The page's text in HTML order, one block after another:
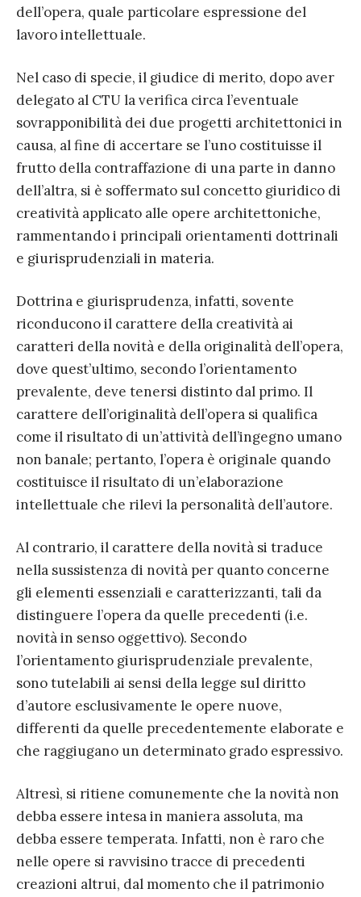
dell’opera, quale particolare espressione del
lavoro intellettuale.
Nel caso di specie, il giudice di merito, dopo aver
delegato al CTU la verifica circa l’eventuale
sovrapponibilità dei due progetti architettonici in
causa, al fine di accertare se l’uno costituisse il
frutto della contraffazione di una parte in danno
dell’altra, si è soffermato sul concetto giuridico di
creatività applicato alle opere architettoniche,
rammentando i principali orientamenti dottrinali
e giurisprudenziali in materia.
Dottrina e giurisprudenza, infatti, sovente
riconducono il carattere della creatività ai
caratteri della novità e della originalità dell’opera,
dove quest’ultimo, secondo l’orientamento
prevalente, deve tenersi distinto dal primo. Il
carattere dell’originalità dell’opera si qualifica
come il risultato di un’attività dell’ingegno umano
non banale; pertanto, l’opera è originale quando
costituisce il risultato di un’elaborazione
intellettuale che rilevi la personalità dell’autore.
Al contrario, il carattere della novità si traduce
nella sussistenza di novità per quanto concerne
gli elementi essenziali e caratterizzanti, tali da
distinguere l’opera da quelle precedenti (i.e.
novità in senso oggettivo). Secondo
l’orientamento giurisprudenziale prevalente,
sono tutelabili ai sensi della legge sul diritto
d’autore esclusivamente le opere nuove,
differenti da quelle precedentemente elaborate e
che raggiugano un determinato grado espressivo.
Altresì, si ritiene comunemente che la novità non
debba essere intesa in maniera assoluta, ma
debba essere temperata. Infatti, non è raro che
nelle opere si ravvisino tracce di precedenti
creazioni altrui, dal momento che il patrimonio